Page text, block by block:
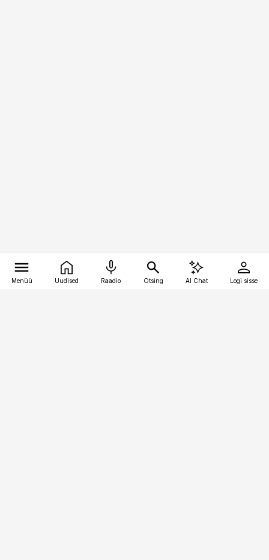
Menüü Uudised Raadio Otsing AI Chat Logi sisse